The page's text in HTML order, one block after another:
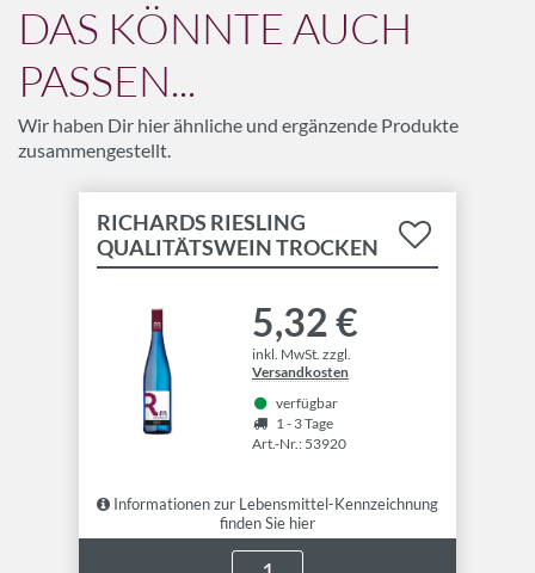
DAS KÖNNTE AUCH
PASSEN...
Wir haben Dir hier ähnliche und ergänzende Produkte
zusammengestellt.
RICHARDS RIESLING
QUALITÄTSWEIN TROCKEN
5,32 €
inkl. MwSt. zzgl.
Versandkosten
verfügbar
1 - 3 Tage
Art.-Nr.: 53920
Informationen zur Lebensmittel-Kennzeichnung
finden Sie hier